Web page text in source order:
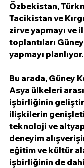
Özbekistan,
Tacikistan ve
zirve yapmayı ve
toplantıları
yapmayı planlıyor.
Bu arada, Güney
Asya ülkeleri
işbirliğinin
ilişkilerin
teknoloji ve
deneyim
eğitim ve kültür
işbirliğinin de